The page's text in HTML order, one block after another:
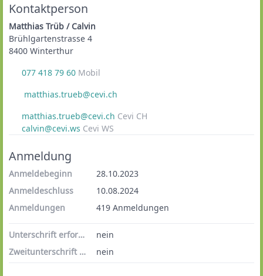
Kontaktperson
Matthias Trüb / Calvin
Brühlgartenstrasse 4
8400 Winterthur
077 418 79 60 Mobil
matthias.trueb@cevi.ch
matthias.trueb@cevi.ch Cevi CH
calvin@cevi.ws Cevi WS
Anmeldung
Anmeldebeginn
28.10.2023
Anmeldeschluss
10.08.2024
Anmeldungen
419 Anmeldungen
Unterschrift erforderlich
nein
Zweitunterschrift erforderlich
nein